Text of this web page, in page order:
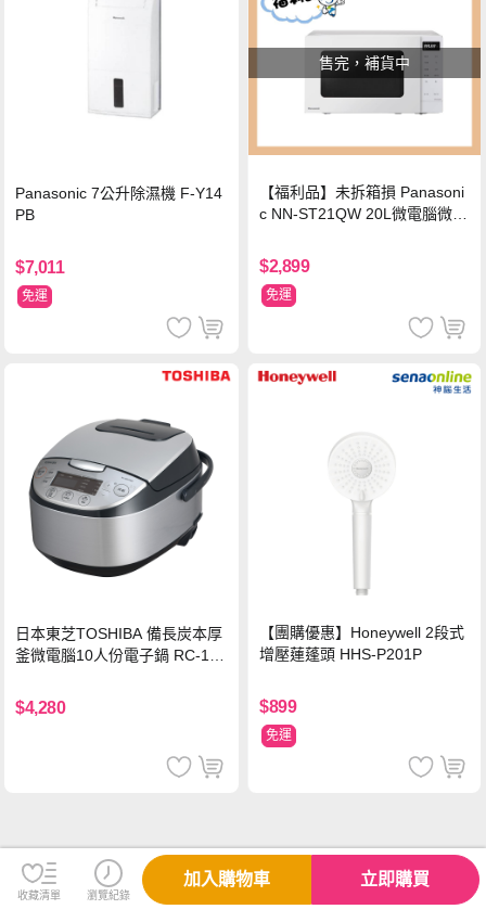
Panasonic 7公升除濕機 F-Y14
PB
$7,011
免運
售完，補貨中
【福利品】未拆箱損 Panasoni
c NN-ST21QW 20L微電腦微波
$2,899
免運
日本東芝TOSHIBA 備長炭本厚
釜微電腦10人份電子鍋 RC-18
$4,280
【團購優惠】Honeywell 2段式
增壓蓮蓬頭 HHS-P201P
$899
免運
收藏清單 瀏覽紀錄
加入購物車 立即購買